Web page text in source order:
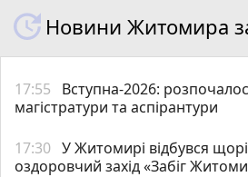
Новини Житомира
17:55
Вступна-2026:
магістратури та аспірантури
17:30 У Житомирі відбувся
оздоровчий захід «Забіг